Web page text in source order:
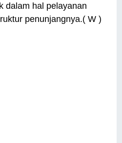
dalam hal pelayanan
penunjangnya.( W )